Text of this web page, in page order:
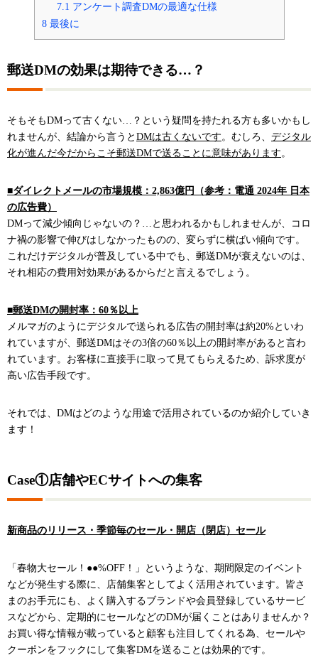
7.1 アンケート調査DMの最適な仕様
8最後に
郵送DMの効果は期待できる…？
そもそもDMって古くない…？という疑問を持たれる方も多いかもし
れませんが、結論から言うと DMは古くないです 。むしろ、 デジタル
化が進んだ今だからこそ郵送DMで送ることに意味があります 。
■ダイレクトメールの市場規模：2,863億円（参考：電通 2024年 日本
の広告費）
DMって減少傾向じゃないの？…と思われるかもしれませんが、コロ
ナ禍の影響で伸びはしなかったものの、変らずに横ばい傾向です。
これだけデジタルが普及している中でも、郵送DMが衰えないのは、
それ相応の費用対効果があるからだと言えるでしょう。
■郵送DMの開封率：60％以上
メルマガのようにデジタルで送られる広告の開封率は約20%といわ
れていますが、郵送DMはその3倍の60％以上の開封率があると言わ
れています。お客様に直接手に取って見てもらえるため、訴求度が
高い広告手段です。
それでは、DMはどのような用途で活用されているのか紹介していき
ます！
Case①店舗やECサイトへの集客
新商品のリリース・季節毎のセール・開店（閉店）セール
「春物大セール！●●%OFF！」というような、期間限定のイベント
などが発生する際に、店舗集客としてよく活用されています。皆さ
まのお手元にも、よく購入するブランドや会員登録しているサービ
スなどから、定期的にセールなどのDMが届くことはありませんか？
お買い得な情報が載っていると顧客も注目してくれる為、セールや
クーポンをフックにして集客DMを送ることは効果的です。